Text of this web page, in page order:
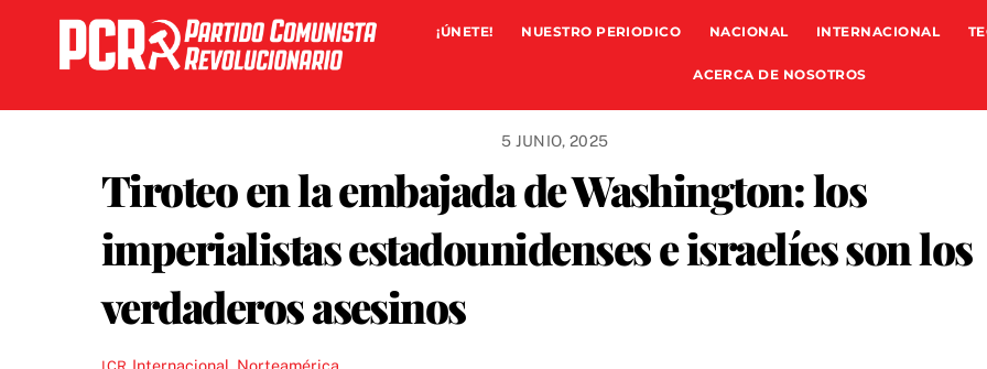
content
¡ÚNETE! NUESTRO PERIODICO NACIONAL INTERNACIONAL
ACERCA DE NOSOTROS
5 JUNIO, 2025
Tiroteo en la embajada de Washington: los
imperialistas estadounidenses e israelíes son los
verdaderos asesinos